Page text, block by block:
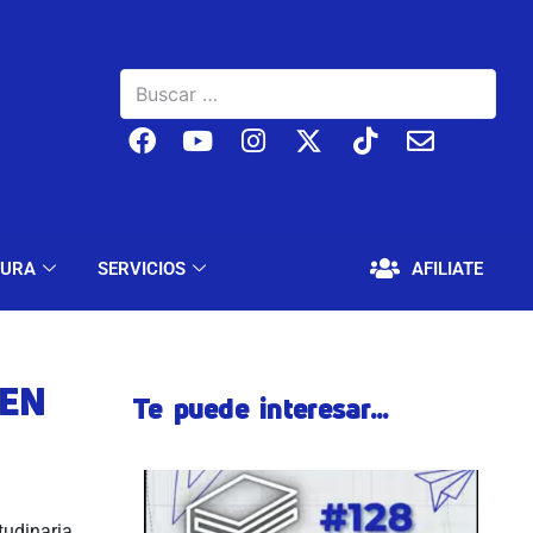
SERVICIOS AFILIATE
EDUCACIÓN Y CULTURA SERVICIOS
Te puede interesar...